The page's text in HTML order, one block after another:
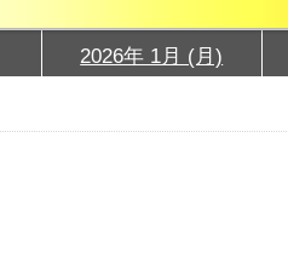
2026年 1月 (月)